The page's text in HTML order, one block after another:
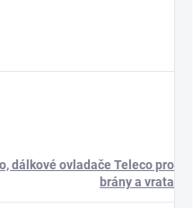
dálkové ovladače Teleco pro
brány a vrata